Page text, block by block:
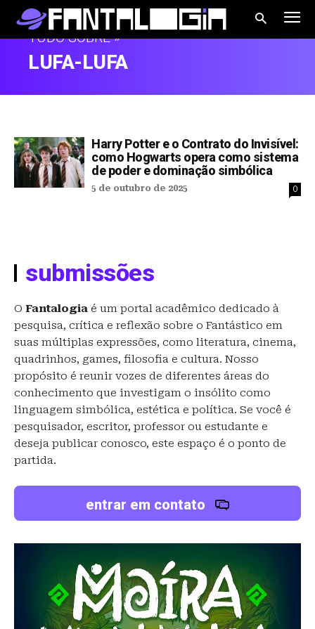
TUDO SOBRE »
LUFA-LUFA
Harry Potter e o Contrato do Invisível:
como Hogwarts opera como sistema
de poder e dominação simbólica
5 de outubro de 2025 0
submissões
O Fantalogia é um portal acadêmico dedicado à
pesquisa, crítica e reflexão sobre o Fantástico em
suas múltiplas expressões, como literatura, cinema,
quadrinhos, games, filosofia e cultura. Nosso
propósito é reunir vozes de diferentes áreas do
conhecimento que investigam o insólito como
linguagem simbólica, estética e política. Se você é
pesquisador, escritor, professor ou estudante e
deseja publicar conosco, este espaço é o ponto de
partida.
entrar em contato